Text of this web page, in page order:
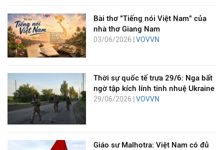
Bài thơ "Tiếng nói Việt Nam" của
nhà thơ Giang Nam
03/06/2026 | VOVVN
Thời sự quốc tế trưa 29/6: Nga bất
ngờ tập kích lính tinh nhuệ Ukraine
29/06/2026 | VOVVN
Giáo sư Malhotra: Việt Nam có đủ